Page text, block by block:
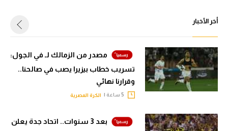
أخر الأخبار
مصدر من الزمالك لـ في الجول:
تسريب خطاب بيزيرا يصب في صالحنا..
وقرارنا نهائي
الكرة المصرية
بعد 3 سنوات.. اتحاد جدة يعلن